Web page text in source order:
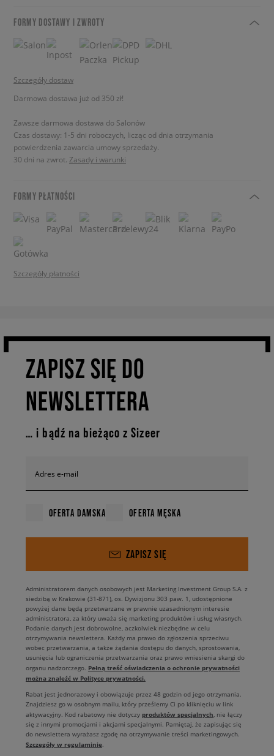
FORMY DOSTAWY I ZWROTY
Szczegóły dostaw
Darmowa dostawa już od 350 zł!
Zawsze darmowa dostawa do Salonów
Czas dostawy: 1-5 dni roboczych, licząc od dnia otrzymania
potwierdzenia zawarcia umowy sprzedaży.
30 dni na zwrot. Zasady i warunki
FORMY PŁATNOŚCI
Szczegóły płatności
ZAPISZ SIĘ DO
NEWSLETTERA
… i bądź na bieżąco z Sizeer
Adres e-mail
OFERTA DAMSKA OFERTA MĘSKA
ZAPISZ SIĘ
Administratorem danych osobowych jest Marketing Investment Group S.A. z
siedzibą w Krakowie (31-871), os. Dywizjonu 303 paw. 1, udostępnione
powyżej dane będą przetwarzane w prawnie uzasadnionym interesie
administratora, za który uważa się marketing produktów i usług własnych.
Podanie danych jest dobrowolne, aczkolwiek niezbędne w celu
otrzymywania newslettera. Każdy ma prawo do zgłoszenia sprzeciwu
wobec przetwarzania, a także żądania dostępu do danych, sprostowania,
usunięcia lub ograniczenia przetwarzania oraz prawo wniesienia skargi do
organu nadzorczego. Pełną treść oświadczenia o ochronie prywatności
można znaleźć w Polityce prywatności.
Rabat jest jednorazowy i obowiązuje przez 48 godzin od jego otrzymania.
Znajdziesz go w osobnym mailu, który prześlemy Ci po kliknięciu w link
aktywacyjny. Kod rabatowy nie dotyczy produktów specjalnych, nie łączy
się z innymi promocjami i akcjami specjalnymi. Pamiętaj, że zapisując się
do newslettera wyrażasz zgodę na otrzymywanie treści marketingowych.
Szczegóły w regulaminie.